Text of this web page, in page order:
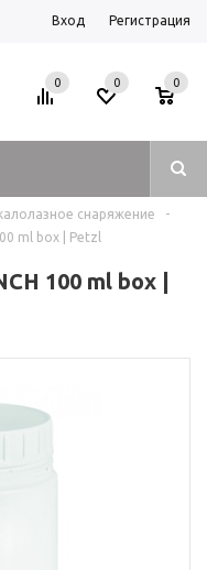
Вход Регистрация
0 0
0
снаряжение
-
ml box | Petzl
100 ml box |